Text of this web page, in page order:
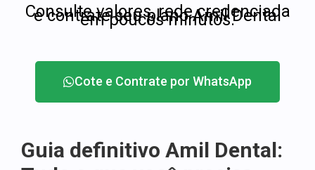
Consulte valores, rede credenciada
e contrate seu plano Amil Dental
em poucos minutos.
Cote e Contrate por WhatsApp
Guia definitivo Amil Dental: